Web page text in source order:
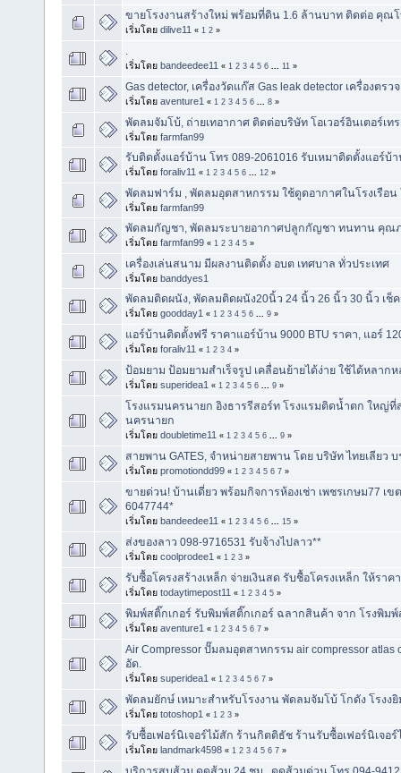
ขายโรงงานสร้างใหม่ พร้อมที่ดิน 1.6 ล้านบาท ติดต่อ คุณโ
เริ่มโดย dilive11 « 1 2 »
เริ่มโดย bandeedee11 « 1 2 3 4 5 6 11 »
Gas detector, เครื่องวัดแก๊ส Gas leak detector เครื่องตรว
เริ่มโดย aventure1 « 1 2 3 4 5 6 8 »
พัดลมจัมโบ้, ถ่ายเทอากาศ ติดต่อบริษัท โอเวอร์อินเตอร์เท
เริ่มโดย farmfan99
รับติดตั้งแอร์บ้าน โทร 089-2061016 รับเหมาติดตั้งแอร์บ้
เริ่มโดย foraliv11 « 1 2 3 4 5 6 12 »
พัดลมฟาร์ม , พัดลมอุตสาหกรรม ใช้ดูดอากาศในโรงเรือน
เริ่มโดย farmfan99
พัดลมกัญชา, พัดลมระบายอากาศปลูกกัญชา ทนทาน คุณ
เริ่มโดย farmfan99 « 1 2 3 4 5 »
เครื่องเล่นสนาม มีผลงานติดตั้ง อบต เทศบาล ทั่วประเทศ
เริ่มโดย banddyes1
พัดลมติดผนัง, พัดลมติดผนัง20นิ้ว 24 นิ้ว 26 นิ้ว 30 นิ้ว เช็
เริ่มโดย goodday1 « 1 2 3 4 5 6 9 »
แอร์บ้านติดตั้งฟรี ราคาแอร์บ้าน 9000 BTU ราคา, แอร์
เริ่มโดย foraliv11 « 1 2 3 4 »
ป้อมยาม ป้อมยามสำเร็จรูป เคลื่อนย้ายได้ง่าย ใช้ได้หลาก
เริ่มโดย superidea1 « 1 2 3 4 5 6 9 »
โรงแรมนครนายก อิงธารรีสอร์ท โรงแรมติดน้ำตก ใหญ่
นครนายก
เริ่มโดย doubletime11 « 1 2 3 4 5 6 9 »
สายพาน GATES, จำหน่ายสายพาน โดย บริษัท ไทยเลียว
เริ่มโดย promotiondd99 « 1 2 3 4 5 6 7 »
ขายด่วน! บ้านเดี่ยว พร้อมกิจการห้องเช่า เพชรเกษม77 เ
6047744*
เริ่มโดย bandeedee11 « 1 2 3 4 5 6 15 »
ส่งของลาว 098-9716531 รับจ้างไปลาว**
เริ่มโดย coolprodee1 « 1 2 3 »
รับซื้อโครงสร้างเหล็ก จ่ายเงินสด รับชื้อโครงเหล็ก ให้ราค
เริ่มโดย todaytimepost11 « 1 2 3 4 5 »
พิมพ์สติ๊กเกอร์ รับพิมพ์สติ๊กเกอร์ ฉลากสินค้า จาก โรงพิมพ์
เริ่มโดย aventure1 « 1 2 3 4 5 6 7 »
Air Compressor ปั๊มลมอุตสาหกรรม air compressor
อัด.
เริ่มโดย superidea1 « 1 2 3 4 5 6 7 »
พัดลมยักษ์ เหมาะสำหรับโรงงาน พัดลมจัมโบ้ โกดัง โรงง
เริ่มโดย totoshop1 « 1 2 3 »
รับซื้อเฟอร์นิเจอร์ไม้สัก ร้านกิตติธัช ร้านรับซื้อเฟอร์นิเจอร์
เริ่มโดย landmark4598 « 1 2 3 4 5 6 7 »